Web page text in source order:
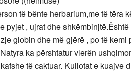
të bënte herbarium,me të tëra
pyjet , ujrat dhe
globin dhe më gjërë , po të
ka përshtatur vlerën
të caktuar. Kullotat e kuajve